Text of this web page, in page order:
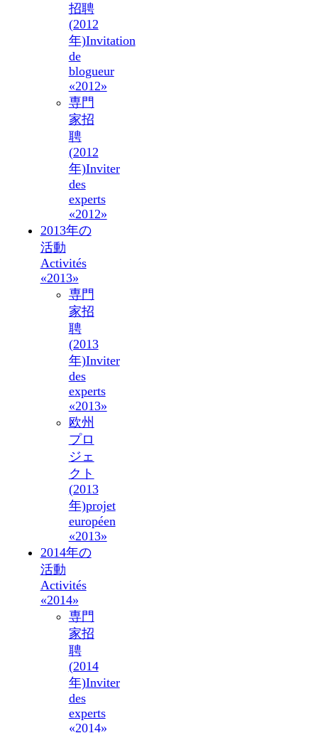
招聘
(2012
年)Invitation
de
blogueur
«2012»
専門
家招
聘
(2012
年)Inviter
des
experts
«2012»
2013年の
活動
Activités
«2013»
専門
家招
聘
(2013
年)Inviter
des
experts
«2013»
欧州
プロ
ジェ
クト
(2013
年)projet
européen
«2013»
2014年の
活動
Activités
«2014»
専門
家招
聘
(2014
年)Inviter
des
experts
«2014»